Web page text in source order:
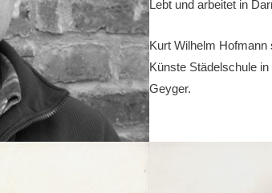
Lebt und arbeitet in
Kurt Wilhelm Hofmann
Künste Städelschule
Geyger.